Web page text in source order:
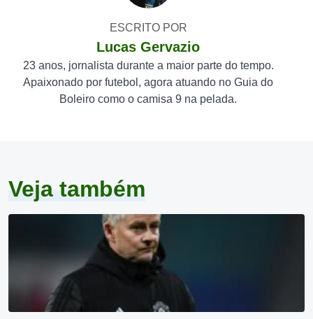
ESCRITO POR
Lucas Gervazio
23 anos, jornalista durante a maior parte do tempo.
Apaixonado por futebol, agora atuando no Guia do
Boleiro como o camisa 9 na pelada.
Veja também